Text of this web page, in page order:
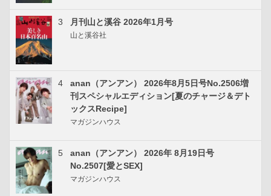
3 月刊山と溪谷 2026年1月号
山と溪谷社
4
anan（アンアン） 2026年8月5日号No.2506増
刊スペシャルエディション[夏のチャージ＆デト
ックスRecipe]
マガジンハウス
5
anan（アンアン） 2026年 8月19日号
No.2507[愛とSEX]
マガジンハウス